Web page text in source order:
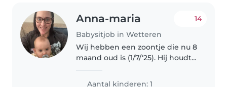
Anna-maria
Babysitjob in Wetteren
14
Wij hebben een zoontje die nu 8
maand oud is (1/7/‘25). Hij houdt
Aantal kinderen: 1